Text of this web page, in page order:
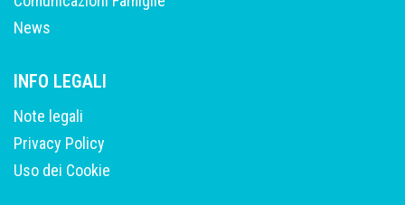
News
INFO LEGALI
Note legali
Privacy Policy
Uso dei Cookie